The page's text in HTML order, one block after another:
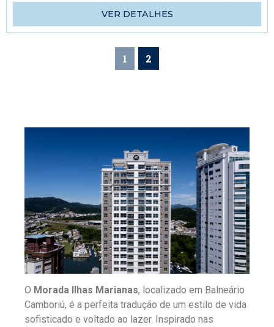
VER DETALHES
1 2
O Morada Ilhas Marianas, localizado em Balneário
Camboriú, é a perfeita tradução de um estilo de vida
sofisticado e voltado ao lazer. Inspirado nas